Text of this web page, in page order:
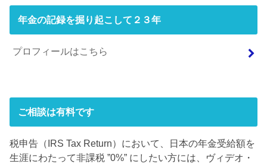
年金の記録を掘り起こして２３年
プロフィールはこちら
ご相談は有料です
税申告（IRS Tax Return）において、日本の年金受給額を
生涯にわたって非課税 ”0%” にしたい方には、ヴィデオ・